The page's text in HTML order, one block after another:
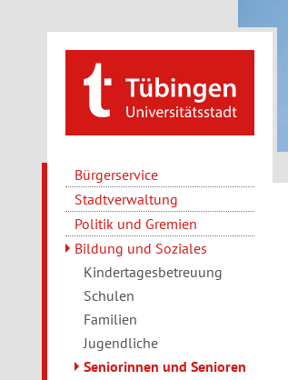
Bürgerservice
Stadtverwaltung
Politik und Gremien
Bildung und Soziales
Kindertagesbetreuung
Schulen
Familien
Jugendliche
Seniorinnen und Senioren